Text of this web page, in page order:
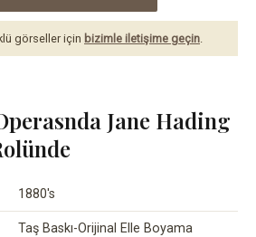
görseller için bizimle iletişime geçin
Jane Hading
1880's
Taş Baskı-Orijinal Elle Boyama